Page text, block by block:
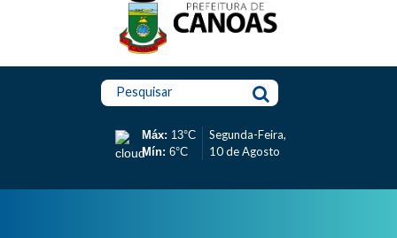
Pesquisar
Máx: 13°C
Mín: 6°C
Segunda-Feira,
10 de Agosto